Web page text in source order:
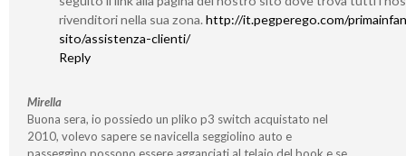
rivenditori nella sua zona.http://it.pegperego.com/
sito/assistenza-clienti/
Reply
Mirella
Buona sera, io possiedo un pliko p3 switch acquistato nel
2010, volevo sapere se navicella seggiolino auto e
passeggìno possono essere agganciati al telaio del book e se